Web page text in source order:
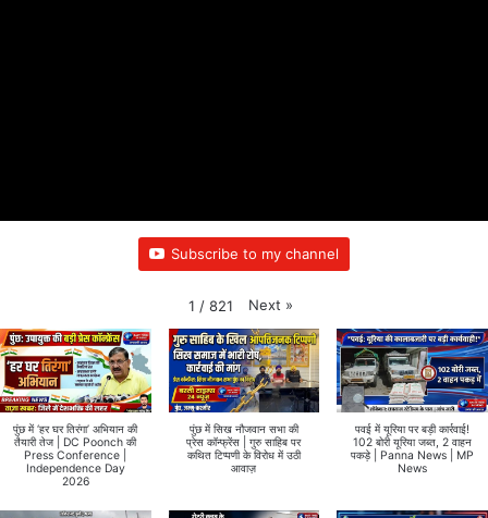
Subscribe to my channel
1 / 821 Next »
पुंछ में ‘हर घर तिरंगा’ अभियान की
तैयारी तेज | DC Poonch की
Press Conference |
Independence Day
2026
पुंछ में सिख नौजवान सभा की
प्रेस कॉन्फ्रेंस | गुरु साहिब पर
कथित टिप्पणी के विरोध में उठी
आवाज़
पवई में यूरिया पर बड़ी कार्रवाई!
102 बोरी यूरिया जब्त, 2 वाहन
पकड़े | Panna News | MP
News